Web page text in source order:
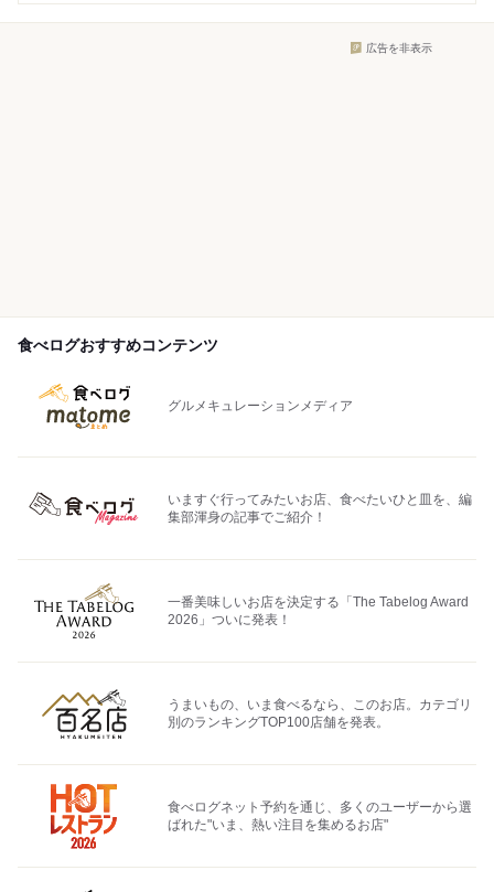
広告を非表示
食べログおすすめコンテンツ
グルメキュレーションメディア
いますぐ行ってみたいお店、食べたいひと皿を、編
集部渾身の記事でご紹介！
一番美味しいお店を決定する「The Tabelog Award
2026」ついに発表！
うまいもの、いま食べるなら、このお店。カテゴリ
別のランキングTOP100店舗を発表。
食べログネット予約を通じ、多くのユーザーから選
ばれた"いま、熱い注目を集めるお店"